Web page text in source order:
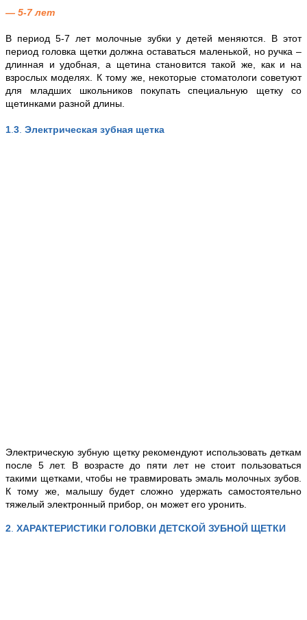
— 5-7 лет
В период 5-7 лет молочные зубки у детей меняются. В этот
период головка щетки должна оставаться маленькой, но ручка –
длинная и удобная, а щетина становится такой же, как и на
взрослых моделях. К тому же, некоторые стоматологи советуют
для младших школьников покупать специальную щетку со
щетинками разной длины.
1 3 Электрическая зубная щетка
Электрическую зубную щетку рекомендуют использовать деткам
после 5 лет. В возрасте до пяти лет не стоит пользоваться
такими щетками, чтобы не травмировать эмаль молочных зубов.
К тому же, малышу будет сложно удержать самостоятельно
тяжелый электронный прибор, он может его уронить.
2 ХАРАКТЕРИСТИКИ ГОЛОВКИ ДЕТСКОЙ ЗУБНОЙ ЩЕТКИ